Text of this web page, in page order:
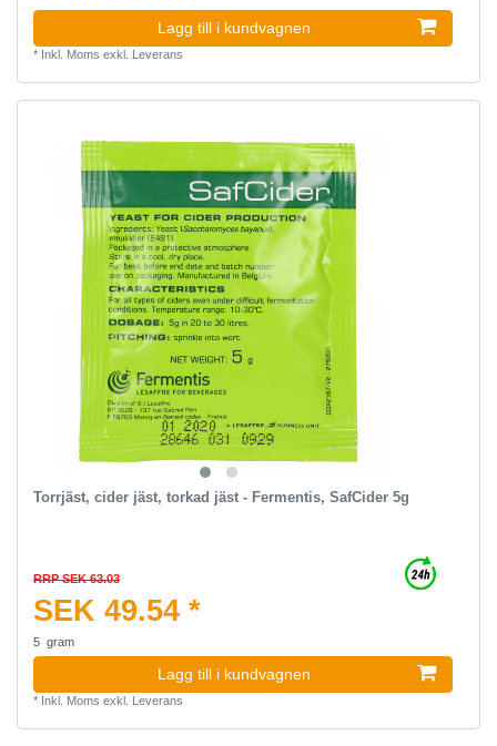
Lagg till i kundvagnen
* Inkl. Moms exkl. Leverans
Torrjäst, cider jäst, torkad jäst - Fermentis, SafCider 5g
RRP SEK 63.03
SEK 49.54 *
5 gram
Lagg till i kundvagnen
* Inkl. Moms exkl. Leverans